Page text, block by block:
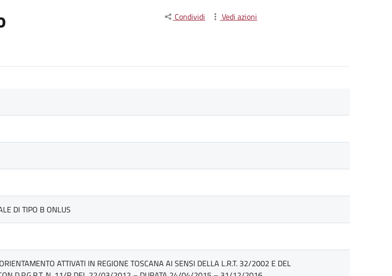
Condividi Vedi azioni
DI TIPO B ONLUS
ATTIVATI IN REGIONE TOSCANA AI SENSI DELLA L.R.T. 32/2002 E DEL